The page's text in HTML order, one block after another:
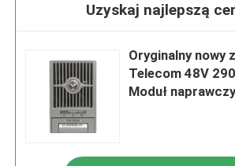
Uzyskaj najlepszą
Oryginalny nowy
Telecom 48V
Moduł